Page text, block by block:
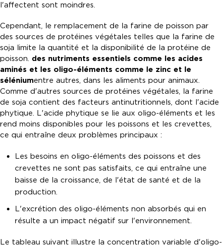
l'affectent sont moindres.
Cependant, le remplacement de la farine de poisson par
des sources de protéines végétales telles que la farine de
soja limite la quantité et la disponibilité de la protéine de
poisson. des nutriments essentiels comme les acides
aminés et les oligo-éléments comme le zinc et le
séléniumentre autres, dans les aliments pour animaux.
Comme d'autres sources de protéines végétales, la farine
de soja contient des facteurs antinutritionnels, dont l'acide
phytique. L'acide phytique se lie aux oligo-éléments et les
rend moins disponibles pour les poissons et les crevettes,
ce qui entraîne deux problèmes principaux :
Les besoins en oligo-éléments des poissons et des
crevettes ne sont pas satisfaits, ce qui entraîne une
baisse de la croissance, de l'état de santé et de la
production.
L'excrétion des oligo-éléments non absorbés qui en
résulte a un impact négatif sur l'environnement.
Le tableau suivant illustre la concentration variable d'oligo-